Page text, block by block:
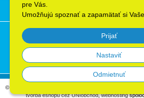
pre Vás.
Umožňujú spoznať a zapamätať si
Prijať
Nastaviť
Odmietnuť
Ochrana osobných údajov
© 2026 Elektroinštalačný materiál, káble, vodiče,
tvorba eshopu cez UNIobchod,webhosting